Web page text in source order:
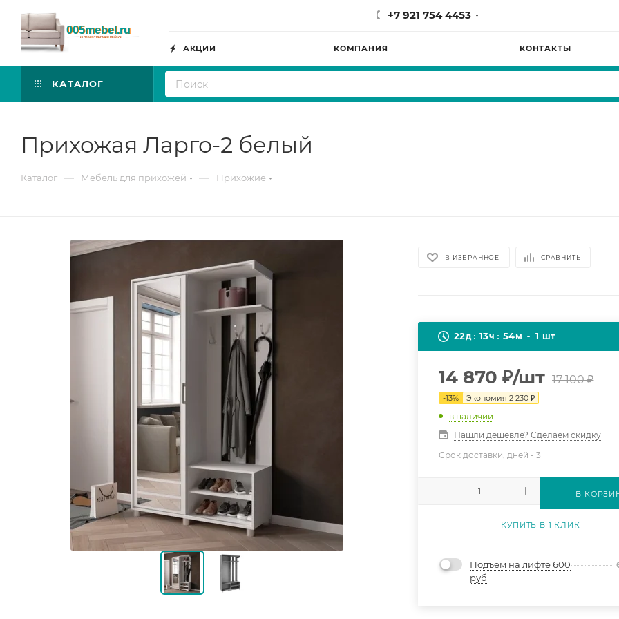
+7 921 754 4453
АКЦИИ КОМПАНИЯ КОНТАКТЫ
КАТАЛОГ
Прихожая Ларго-2 белый
Каталог — Мебель для прихожей — Прихожие
В ИЗБРАННОЕ СРАВНИТЬ
22д 13ч 54м 1 шт
14 870 ₽/шт 17 100₽
-13% Экономия2 230 ₽
в наличии
Нашли дешевле? Сделаем скидку
Срок доставки, дней -3
В
КУПИТЬ В 1 КЛИК
Подъем на лифте 600
руб